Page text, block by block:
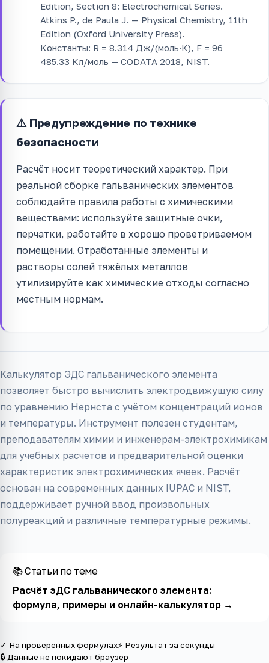
Edition, Section 8: Electrochemical Series.
Atkins P., de Paula J. — Physical Chemistry, 11th
Edition (Oxford University Press).
Константы: R = 8.314 Дж/(моль·К), F = 96
485.33 Кл/моль — CODATA 2018, NIST.
⚠️ Предупреждение по технике
безопасности
Расчёт носит теоретический характер. При
реальной сборке гальванических элементов
соблюдайте правила работы с химическими
веществами: используйте защитные очки,
перчатки, работайте в хорошо проветриваемом
помещении. Отработанные элементы и
растворы солей тяжёлых металлов
утилизируйте как химические отходы согласно
местным нормам.
Калькулятор ЭДС гальванического элемента
позволяет быстро вычислить электродвижущую силу
по уравнению Нернста с учётом концентраций ионов
и температуры. Инструмент полезен студентам,
преподавателям химии и инженерам-электрохимикам
для учебных расчетов и предварительной оценки
характеристик электрохимических ячеек. Расчёт
основан на современных данных IUPAC и NIST,
поддерживает ручной ввод произвольных
полуреакций и различные температурные режимы.
📚 Статьи по теме
Расчёт эДС гальванического элемента:
формула, примеры и онлайн-калькулятор→
✓ На проверенных формулах⚡ Результат за секунды
🔒 Данные не покидают браузер